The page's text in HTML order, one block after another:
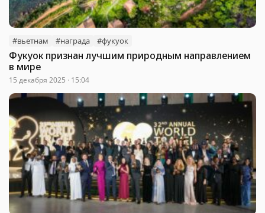
#вьетнам #награда #фукуок
Фукуок признан лучшим природным направлением
в мире
15 декабря 2025 · 15:04